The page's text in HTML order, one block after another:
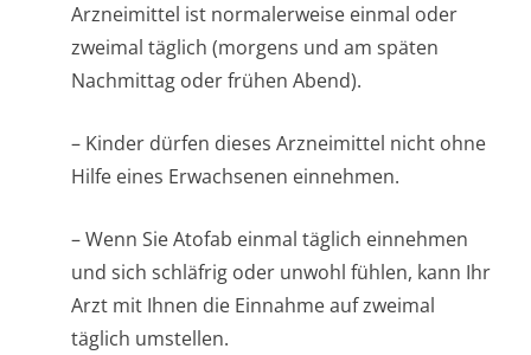
Arzneimittel ist normalerweise einmal oder
zweimal täglich (morgens und am späten
Nachmittag oder frühen Abend).
– Kinder dürfen dieses Arzneimittel nicht ohne
Hilfe eines Erwachsenen einnehmen.
– Wenn Sie Atofab einmal täglich einnehmen
und sich schläfrig oder unwohl fühlen, kann Ihr
Arzt mit Ihnen die Einnahme auf zweimal
täglich umstellen.